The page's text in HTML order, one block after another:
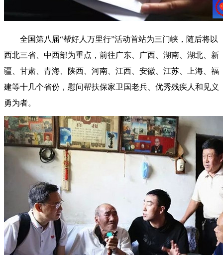
全国第八届“帮好人万里行”活动首站为三门峡，随后将以
西北三省、中西部为重点，前往广东、广西、湖南、湖北、新
疆、甘肃、青海、陕西、河南、江西、安徽、江苏、上海、福
建等十几个省份，慰问帮扶保家卫国老兵、优秀残疾人和见义
勇为者。